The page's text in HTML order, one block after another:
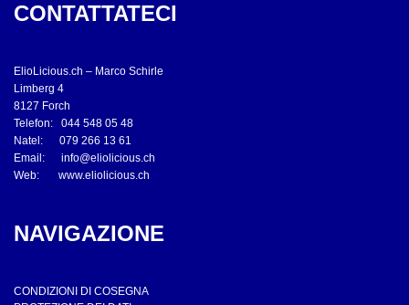
CONTATTATECI
ElioLicious.ch – Marco Schirle
Limberg 4
8127 Forch
Telefon: 044 548 05 48
Natel: 079 266 13 61
Email: info@eliolicious.ch
Web: www.eliolicious.ch
NAVIGAZIONE
CONDIZIONI DI COSEGNA